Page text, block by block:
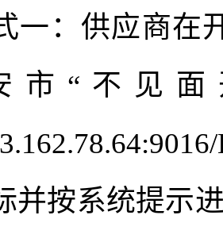
一：供应商在
市“不见
并按系统提示